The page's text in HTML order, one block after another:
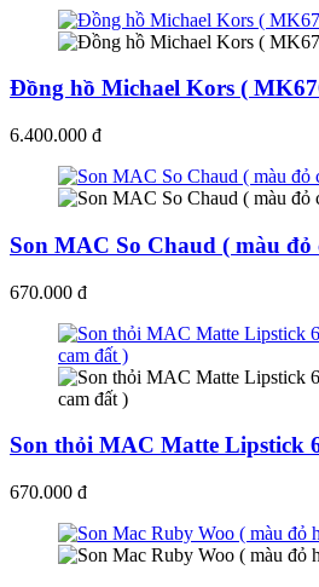
Đồng hồ Michael Kors (
6.400.000 đ
Son MAC So Chaud ( màu đỏ
670.000 đ
Son thỏi MAC Matte Lipstick
670.000 đ